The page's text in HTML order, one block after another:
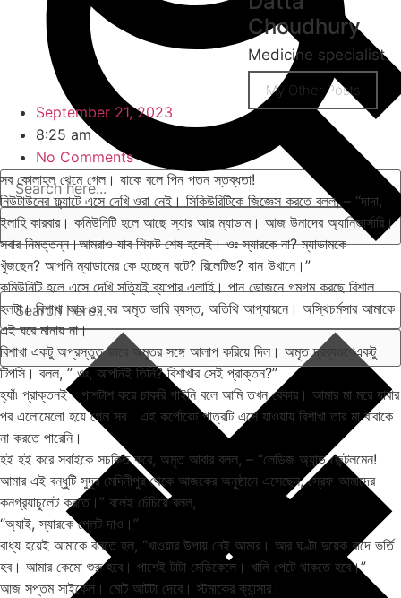
Choudhury
Medicine specialist
My Other Posts
September 21, 2023
8:25 am
No Comments
সব কোলাহল থেমে গেল। যাকে বলে পিন পতন স্তব্ধতা!
নিউটাউনের ফ্ল্যাটে এসে দেখি ওরা নেই। সিকিউরিটিকে জিজ্ঞেস করতে বলল, – “দাদা,
ইলাহি কারবার। কমিউনিটি হলে আছে স্যার আর ম্যাডাম। আজ উনাদের অ্যানিভার্সারি।
সবার নিমত্তন্ন।আমরাও যাব শিফট শেষ হলেই। ওঃ স্যারকে না? ম্যাডামকে
খুঁজছেন? আপনি ম্যাডামের কে হচ্ছেন বটে? রিলেটিভ? যান উখানে।”
কমিউনিটি হলে এসে দেখি সত্যিই ব্যাপার এলাহি। পান ভোজনে গমগম করছে বিশাল
হলটা। বিশাখা আর ওর বর অমৃত ভারি ব্যস্ত, অতিথি আপ্যায়নে। অস্থিচর্মসার আমাকে
এই ঘরে মানায় না।
বিশাখা একটু অপ্রস্তুত ভাবে অমৃতর সঙ্গে আলাপ করিয়ে দিল। অমৃত দ্রব্যগুণেএকটু
টিপসি। বলল, ” ওঃ, আপনিই তিনি? বিশাখার সেই প্রাক্তন?”
হ্যাঁ৷ প্রাক্তনই। পাশটাশ করে চাকরি পাইনি বলে আমি তখন বেকার। আমার মা মরে যাবার
পর এলোমেলো হয়ে গেল সব। এই কর্পোরেট পাত্রটি এসে যাওয়ায় বিশাখা তার মা বাবাকে
না করতে পারেনি।
হই হই করে সবাইকে সচকিত করে, অমৃত আবার বলল, – “লেডিজ অ্যান্ড জেন্টলমেন!
আমার এই বন্ধুটি সুদূর মেদিনীপুর থেকে আজকের অনুষ্ঠানে এসেছেন, স্রেফ আমাদের
কনগ্র্যাচুলেট করতে।” বলেই চেঁচিয়ে বলল,
“অ্যাই, স্যারকে প্লেট দাও।”
বাধ্য হয়েই আমাকে বলতে হল, “খাওয়ার উপায় নেই আমার। আর ঘণ্টা দুয়েক বাদে ভর্তি
হব। আমার কেমো শুরু হবে। পাশেই টাটা মেডিকেলে। খালি পেটে থাকতে হবে।”
আজ সপ্তম সাইকেল। মোট আটটা দেবে। স্টমাকের ক্যান্সার।